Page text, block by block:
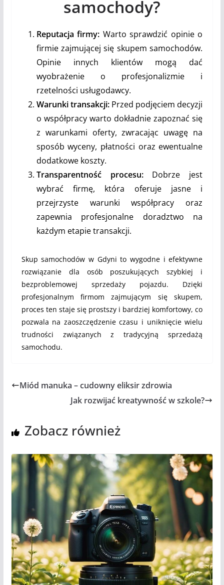
samochody?
Reputacja firmy: Warto sprawdzić opinie o
firmie zajmującej się skupem samochodów.
Opinie innych klientów mogą dać
wyobrażenie o profesjonalizmie i
rzetelności usługodawcy.
Warunki transakcji:Przed podjęciem decyzji
o współpracy warto dokładnie zapoznać się
z warunkami oferty, zwracając uwagę na
sposób wyceny, płatności oraz ewentualne
dodatkowe koszty.
Transparentność procesu:Dobrze jest
wybrać firmę, która oferuje jasne i
przejrzyste warunki współpracy oraz
zapewnia profesjonalne doradztwo na
każdym etapie transakcji.
Skup samochodów w Gdyni to wygodne i efektywne
rozwiązanie dla osób poszukujących szybkiej i
bezproblemowej sprzedaży pojazdu. Dzięki
profesjonalnym firmom zajmującym się skupem,
proces ten staje się prostszy i bardziej komfortowy, co
pozwala na zaoszczędzenie czasu i uniknięcie wielu
trudności związanych z tradycyjną sprzedażą
samochodu.
Miód manuka – cudowny eliksir zdrowia
Jak rozwijać kreatywność w szkole?
Zobacz również